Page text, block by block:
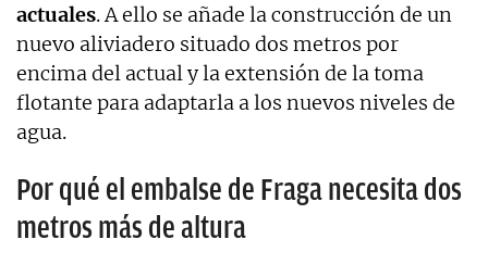
actuales. A ello se añade la construcción de un
nuevo aliviadero situado dos metros por
encima del actual y la extensión de la toma
flotante para adaptarla a los nuevos niveles de
agua.
Por qué el embalse de Fraga necesita dos
metros más de altura